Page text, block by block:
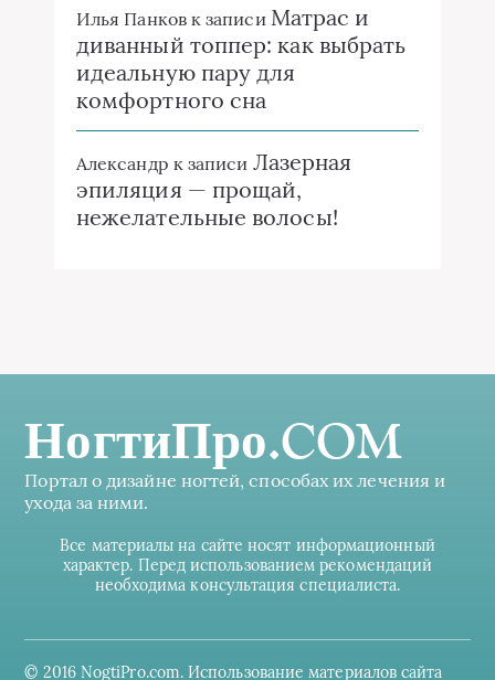
Илья Панковк записи Матрас и
диванный топпер: как выбрать
идеальную пару для
комфортного сна
Александр к записи Лазерная
эпиляция — прощай,
нежелательные волосы!
НогтиПро.COM
Портал о дизайне ногтей, способах их лечения и
ухода за ними.
Все материалы на сайте носят информационный
характер. Перед использованием рекомендаций
необходима консультация специалиста.
© 2016 NogtiPro.com. Использование материалов сайта